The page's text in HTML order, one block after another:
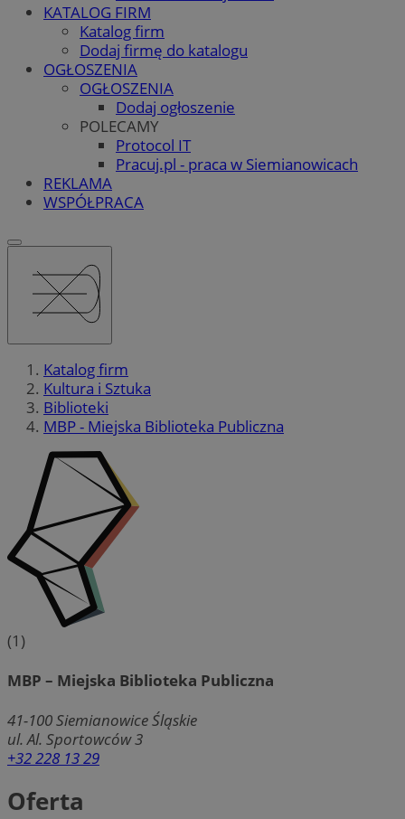
KATALOG FIRM
Katalog firm
Dodaj firmę do katalogu
OGŁOSZENIA
OGŁOSZENIA
Dodaj ogłoszenie
POLECAMY
Protocol IT
Pracuj.pl - praca w Siemianowicach
REKLAMA
WSPÓŁPRACA
Katalog firm
Kultura i Sztuka
Biblioteki
MBP - Miejska Biblioteka Publiczna
(1)
MBP – Miejska Biblioteka Publiczna
41-100Siemianowice Śląskie
ul. Al. Sportowców 3
+32 228 13 29
Oferta